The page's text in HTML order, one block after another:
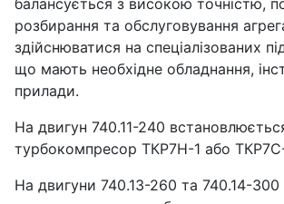
балансується з високою точністю,
розбирання та обслуговування
здійснюватися на спеціалізованих
що мають необхідне обладнання,
прилади.
На двигун 740.11-240
турбокомпресор ТКР7Н-1 або
На двигуни 740.13-260 та 740.14-300